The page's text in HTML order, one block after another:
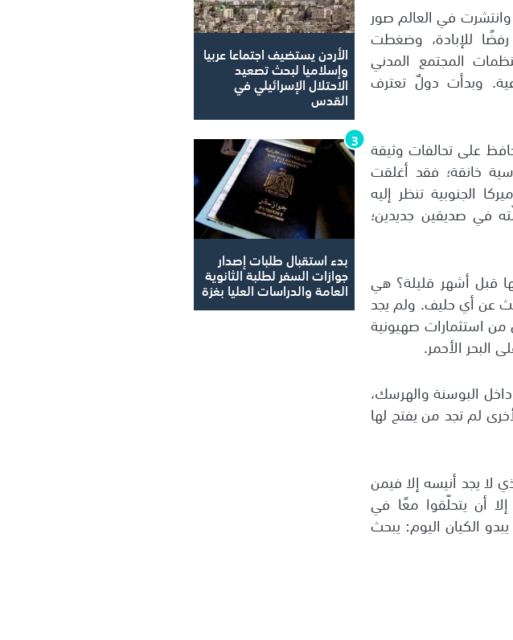
في العالم صور
للإبادة، وضغطت
المجتمع المدني
وبدأت دولٌ تعترف
على تحالفات وثيقة
خانقة؛ فقد أغلقت
الجنوبية تنظر إليه
في صديقين جديدين؛
قبل أشهر قليلة؟ هي
عن أي حليف. ولم يجد
استثمارات صهيونية
الأحمر.
داخل البوسنة والهرسك،
لم تجد من يفتح لها
لا يجد أنيسه إلا فيمن
أن يتحلّقوا معًا في
الكيان اليوم: يبحث
الأردن يستضيف اجتماعا عربيا
وإسلاميا لبحث تصعيد
الاحتلال الإسرائيلي في
القدس
بدء استقبال طلبات إصدار
جوازات السفر لطلبة الثانوية
العامة والدراسات العليا بغزة